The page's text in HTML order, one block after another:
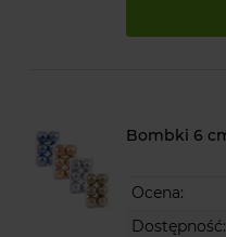
Bombki 6
Ocena:
Dostępność: